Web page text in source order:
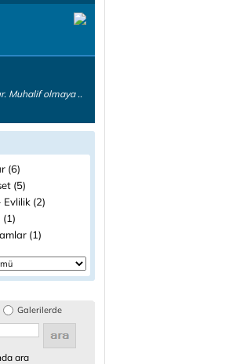
Muhalif olmaya ..
(6)
(5)
Evlilik (2)
(1)
(1)
Galerilerde
ara